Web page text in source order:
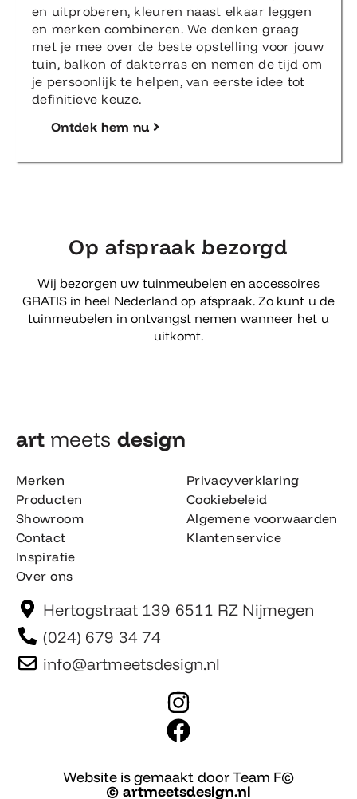
en uitproberen, kleuren naast elkaar leggen
en merken combineren. We denken graag
met je mee over de beste opstelling voor jouw
tuin, balkon of dakterras en nemen de tijd om
je persoonlijk te helpen, van eerste idee tot
definitieve keuze.
Ontdek hem nu
Op afspraak bezorgd
Wij bezorgen uw tuinmeubelen en accessoires
GRATIS in heel Nederland op afspraak. Zo kunt u de
tuinmeubelen in ontvangst nemen wanneer het u
uitkomt.
art meets design​
Merken
Producten
Showroom
Contact
Inspiratie
Over ons
Privacyverklaring
Cookiebeleid
Algemene voorwaarden
Klantenservice
Hertogstraat 139 6511 RZ Nijmegen
(024) 679 34 74
info@artmeetsdesign.nl
I
n
s
t
F
c
Website is gemaakt door Team F©
© artmeetsdesign.nl